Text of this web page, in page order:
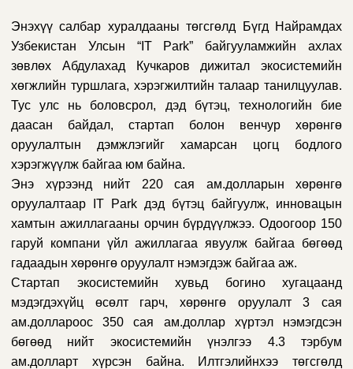
Энэхүү салбар хуралдааны төгсгөлд Бүгд Найрамдах
Узбекистан Улсын “IT Park” байгууламжийн ахлах
зөвлөх Абдулахад Кучкаров дижитал экосистемийн
хөгжлийн туршлага, хэрэгжилтийн талаар танилцуулав.
Тус улс нь боловсрол, дэд бүтэц, технологийн бие
даасан байдал, стартап болон венчур хөрөнгө
оруулалтын дэмжлэгийг хамарсан цогц бодлого
хэрэгжүүлж байгаа юм байна.
Энэ хүрээнд нийт 220 сая ам.долларын хөрөнгө
оруулалтаар IT Park дэд бүтэц байгуулж, инновацын
хамтын ажиллагааны орчин бүрдүүлжээ. Одоогоор 150
гаруй компани үйл ажиллагаа явуулж байгаа бөгөөд
гадаадын хөрөнгө оруулалт нэмэгдэж байгаа аж.
Стартап экосистемийн хувьд богино хугацаанд
мэдэгдэхүйц өсөлт гарч, хөрөнгө оруулалт 3 сая
ам.доллароос 350 сая ам.доллар хүртэл нэмэгдсэн
бөгөөд нийт экосистемийн үнэлгээ 4.3 тэрбум
ам.долларт хүрсэн байна. Илтгэлийнхээ төгсгөлд